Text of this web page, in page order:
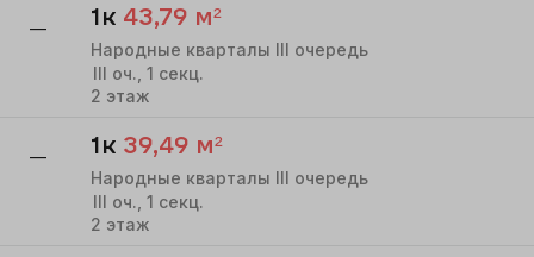
— 1к 43,79 м²
Народные кварталы III очередь
III оч., 1 секц.
2 этаж
— 1к 39,49 м²
Народные кварталы III очередь
III оч., 1 секц.
2 этаж